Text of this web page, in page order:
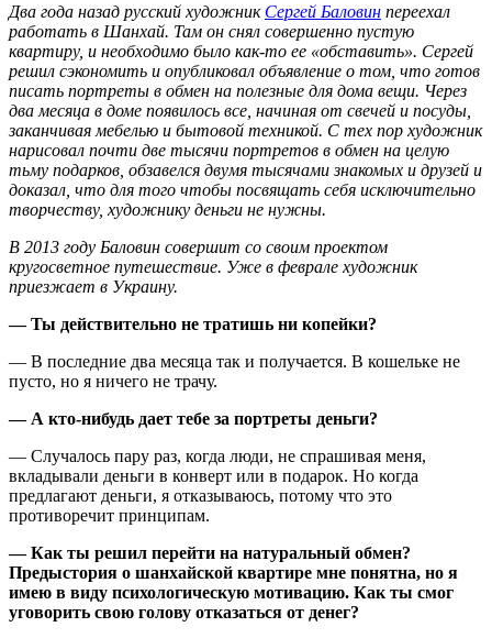
Два года назад русский художник Сергей Баловин переехал
работать в Шанхай. Там он снял совершенно пустую
квартиру, и необходимо было как-то ее «обставить». Сергей
решил сэкономить и опубликовал объявление о том, что готов
писать портреты в обмен на полезные для дома вещи. Через
два месяца в доме появилось все, начиная от свечей и посуды,
заканчивая мебелью и бытовой техникой. С тех пор художник
нарисовал почти две тысячи портретов в обмен на целую
тьму подарков, обзавелся двумя тысячами знакомых и друзей и
доказал, что для того чтобы посвящать себя исключительно
творчеству, художнику деньги не нужны.
В 2013 году Баловин совершит со своим проектом
кругосветное путешествие. Уже в феврале художник
приезжает в Украину.
— Ты действительно не тратишь ни копейки?
— В последние два месяца так и получается. В кошельке не
пусто, но я ничего не трачу.
— А кто-нибудь дает тебе за портреты деньги?
— Случалось пару раз, когда люди, не спрашивая меня,
вкладывали деньги в конверт или в подарок. Но когда
предлагают деньги, я отказываюсь, потому что это
противоречит принципам.
— Как ты решил перейти на натуральный обмен?
Предыстория о шанхайской квартире мне понятна, но я
имею в виду психологическую мотивацию. Как ты смог
уговорить свою голову отказаться от денег?